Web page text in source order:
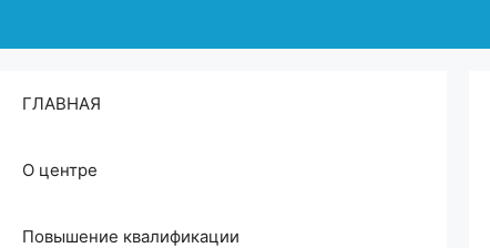
ГЛАВНАЯ
О центре
Повышение квалификации